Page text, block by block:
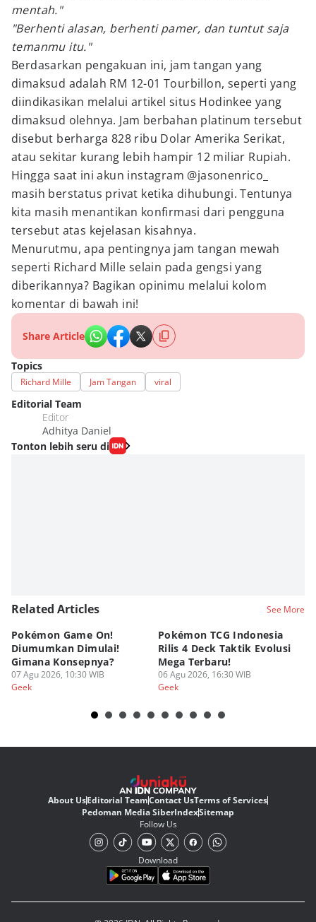
mentah."
"Berhenti alasan, berhenti pamer, dan tuntut saja
temanmu itu."
Berdasarkan pengakuan ini, jam tangan yang
dimaksud adalah RM 12-01 Tourbillon, seperti yang
diindikasikan melalui artikel situs Hodinkee yang
dimaksud olehnya. Jam berbahan platinum tersebut
disebut berharga 828 ribu Dolar Amerika Serikat,
atau sekitar kurang lebih hampir 12 miliar Rupiah.
Hingga saat ini akun instagram @jasonenrico_
masih berstatus privat ketika dihubungi. Tentunya
kita masih menantikan konfirmasi dari pengguna
tersebut atas kejelasan kisahnya.
Menurutmu, apa pentingnya jam tangan mewah
seperti Richard Mille selain pada gengsi yang
diberikannya? Bagikan opinimu melalui kolom
komentar di bawah ini!
Share Article
Topics
Richard Mille Jam Tangan viral
Editorial Team
Editor
Adhitya Daniel
Tonton lebih seru di
Related Articles See More
Pokémon Game On!
Diumumkan Dimulai!
Gimana Konsepnya?
07 Agu 2026, 10:30 WIB
Geek
Pokémon TCG Indonesia
Rilis 4 Deck Taktik Evolusi
Mega Terbaru!
06 Agu 2026, 16:30 WIB
Geek
About UsEditorial TeamContact UsTerms of Services
Pedoman Media SiberIndexSitemap
Follow Us
Download